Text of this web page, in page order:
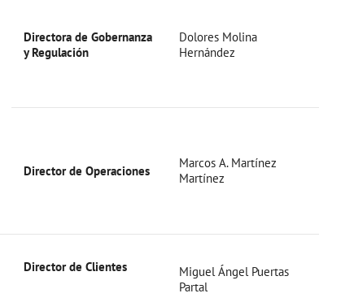
Directora de Gobernanza
y Regulación
Dolores Molina
Hernández
Director de Operaciones
Marcos A. Martínez
Martínez
Director de Clientes
Miguel Ángel Puertas
Partal